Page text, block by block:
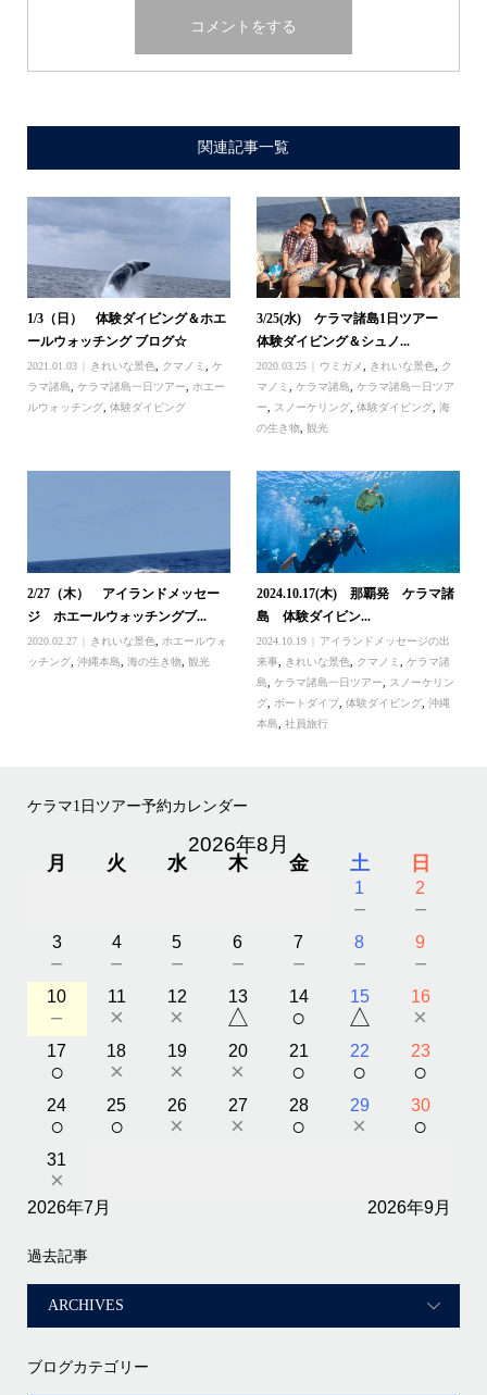
関連記事一覧
1/3（日） 体験ダイビング＆ホエ
ールウォッチング ブログ☆
2021.01.03 きれいな景色, クマノミ , ケ
ラマ諸島, ケラマ諸島一日ツアー, ホエー
ルウォッチング, 体験ダイビング
3/25(水) ケラマ諸島1日ツアー
体験ダイビング＆シュノ...
2020.03.25 ウミガメ, きれいな景色, ク
マノミ,ケラマ諸島,ケラマ諸島一日ツア
ー, スノーケリング,体験ダイビング,海
の生き物,観光
2/27（木） アイランドメッセー
ジ ホエールウォッチングブ...
2020.02.27 きれいな景色
ホエールウォ
ッチング, 沖縄本島 海の生き物, 観光
2024.10.17(木) 那覇発 ケラマ諸
島 体験ダイビン...
2024.10.19
アイランドメッセージの出
来事
きれいな景色 クマノミ ,ケラマ諸
島
,ケラマ諸島一日ツアー
スノーケリン
グ
ボートダイブ ,体験ダイビング ,沖縄
本島
,社員旅行
ケラマ1日ツアー予約カレンダー
2026年8月
月 火 水 木 金 土 日
1
－
2
－
3
－
4
－
5
－
6
－
7
－
8
－
9
－
10
－
11
×
12
×
13
△
14
○
15
△
16
×
17
○
18
×
19
×
20
×
21
○
22
○
23
○
24
○
25
○
26
×
27
×
28
○
29
×
30
○
31
×
2026年7月 2026年9月
過去記事
ブログカテゴリー